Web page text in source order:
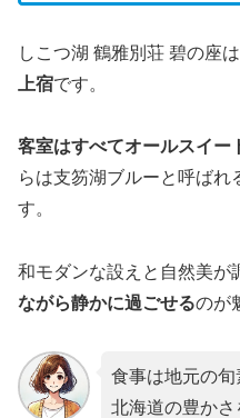
しこつ湖 鶴雅別荘 碧の座は
上宿です。
客室はすべてオールスイー
らは支笏湖ブルーと呼ばれ
す。
和モダンな設えと自然美が
ながら静かに過ごせるのが
食事は地元の旬
北海道の豊かさ